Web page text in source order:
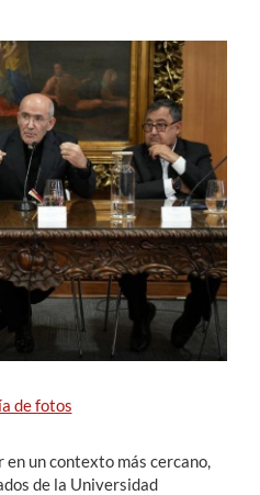
de fotos
un contexto más cercano,
de la Universidad